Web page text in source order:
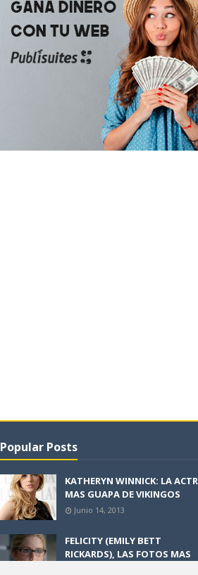
Popular Posts
KATHERYN WINNICK: LA
MAS GUAPA DE VIKINGOS
Junio 14, 2013
FELICITY (EMILY BETT
RICKARDS), LAS FOTOS MAS